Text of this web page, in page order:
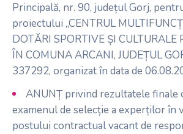
Principală, nr. 90, județul Gorj,
proiectului „CENTRUL
DOTĂRI SPORTIVE ȘI CULTURALE
ÎN COMUNA ARCANI, JUDEȚUL
337292, organizat în data de
ANUNȚ privind rezultatele finale
examenul de selecție a experților în
postului contractual vacant de